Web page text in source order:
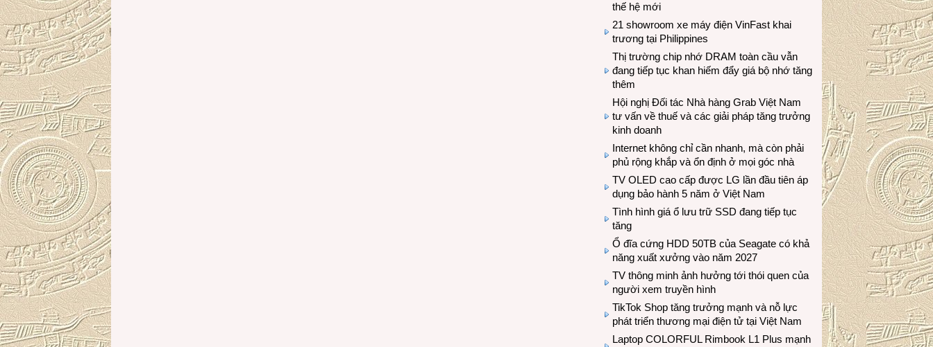
thế hệ mới
21 showroom xe máy điện VinFast khai
trương tại Philippines
Thị trường chip nhớ DRAM toàn cầu vẫn
đang tiếp tục khan hiếm đẩy giá bộ nhớ tăng
thêm
Hội nghị Đối tác Nhà hàng Grab Việt Nam
tư vấn về thuế và các giải pháp tăng trưởng
kinh doanh
Internet không chỉ cần nhanh, mà còn phải
phủ rộng khắp và ổn định ở mọi góc nhà
TV OLED cao cấp được LG lần đầu tiên áp
dụng bảo hành 5 năm ở Việt Nam
Tình hình giá ổ lưu trữ SSD đang tiếp tục
tăng
Ổ đĩa cứng HDD 50TB của Seagate có khả
năng xuất xưởng vào năm 2027
TV thông minh ảnh hưởng tới thói quen của
người xem truyền hình
TikTok Shop tăng trưởng mạnh và nỗ lực
phát triển thương mại điện tử tại Việt Nam
Laptop COLORFUL Rimbook L1 Plus mạnh